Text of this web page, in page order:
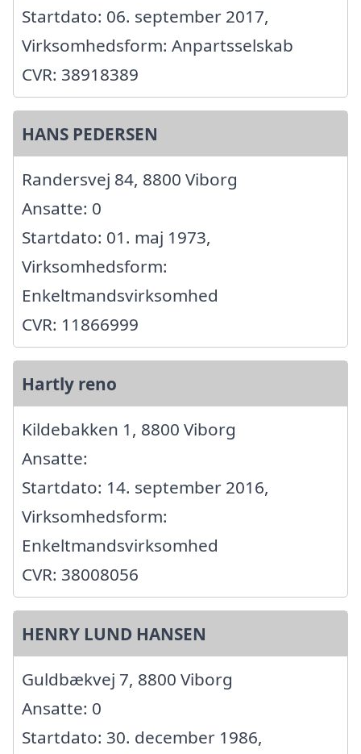
Startdato: 06. september 2017,
Virksomhedsform: Anpartsselskab
CVR: 38918389
HANS PEDERSEN
Randersvej 84, 8800 Viborg
Ansatte: 0
Startdato: 01. maj 1973,
Virksomhedsform:
Enkeltmandsvirksomhed
CVR: 11866999
Hartly reno
Kildebakken 1, 8800 Viborg
Ansatte:
Startdato: 14. september 2016,
Virksomhedsform:
Enkeltmandsvirksomhed
CVR: 38008056
HENRY LUND HANSEN
Guldbækvej 7, 8800 Viborg
Ansatte: 0
Startdato: 30. december 1986,